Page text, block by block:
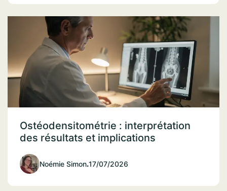
Ostéodensitométrie : interprétation
des résultats et implications
Noémie Simon.17/07/2026